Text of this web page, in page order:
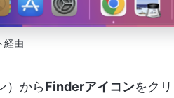
経由
）からFinderアイコンをク